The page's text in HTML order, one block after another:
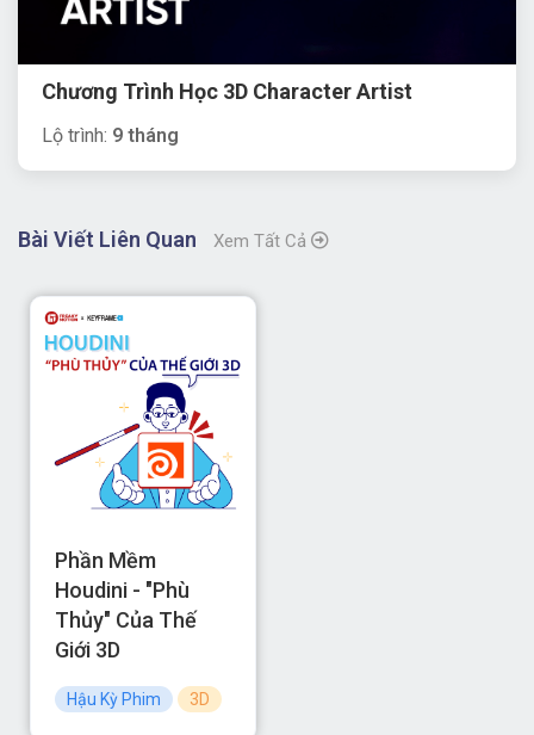
Chương Trình Học 3D Character Artist
Lộ trình: 9 tháng
Bài Viết Liên Quan Xem Tất Cả
Phần Mềm
Houdini - "Phù
Thủy" Của Thế
Giới 3D
Hậu Kỳ Phim 3D